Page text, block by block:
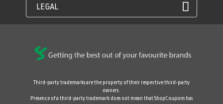
LEGAL
Third-party trademarks are the property of their respective third-party
owners.
Presence of a third-party trademark does not mean that ShopCoupons has